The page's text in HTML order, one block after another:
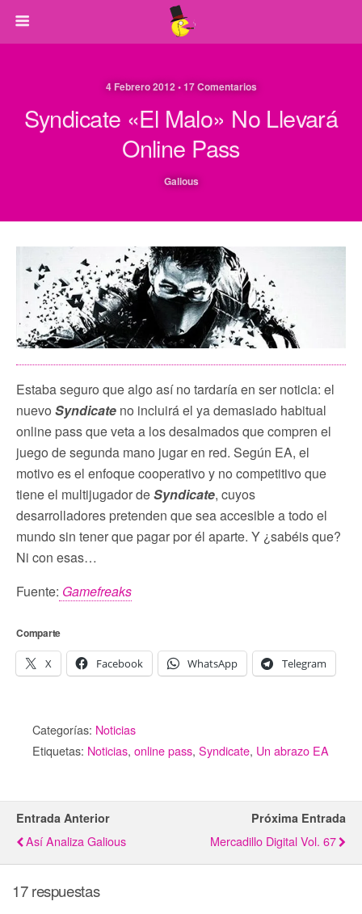
4 Febrero 2012 • 17 Comentarios
Syndicate «el Malo» No Llevará
Online Pass
Galious
Estaba seguro que algo así no tardaría en ser noticia: el
nuevo Syndicate no incluirá el ya demasiado habitual
online pass que veta a los desalmados que compren el
juego de segunda mano jugar en red. Según EA, el
motivo es el enfoque cooperativo y no competitivo que
tiene el multijugador deSyndicate, cuyos
desarrolladores pretenden que sea accesible a todo el
mundo sin tener que pagar por él aparte. Y ¿sabéis que?
Ni con esas…
Fuente: Gamefreaks
Comparte
X Facebook WhatsApp Telegram
Categorías: Noticias
Etiquetas: Noticias, online pass, Syndicate, Un abrazo EA
Entrada Anterior
Así Analiza Galious
Próxima Entrada
Mercadillo Digital Vol. 67
17 respuestas